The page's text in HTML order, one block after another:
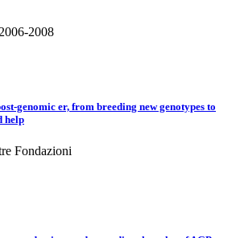
2008
genomic er, from breeding new genotypes to
help
Fondazioni